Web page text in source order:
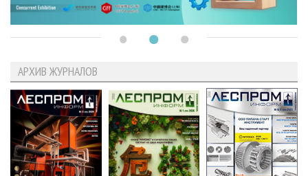
АРХИВ ЖУРНАЛОВ